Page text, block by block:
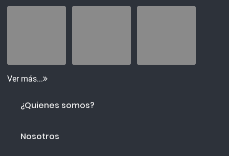
Ver más...
¿Quienes somos?
Nosotros